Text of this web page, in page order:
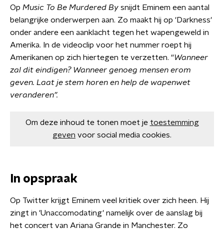
Op Music To Be Murdered By snijdt Eminem een aantal
belangrijke onderwerpen aan. Zo maakt hij op 'Darkness'
onder andere een aanklacht tegen het wapengeweld in
Amerika. In de videoclip voor het nummer roept hij
Amerikanen op zich hiertegen te verzetten. “Wanneer
zal dit eindigen? Wanneer genoeg mensen erom
geven. Laat je stem horen en help de wapenwet
veranderen”.
Om deze inhoud te tonen moet je toestemming
geven voor social media cookies.
In opspraak
Op Twitter krijgt Eminem veel kritiek over zich heen. Hij
zingt in 'Unaccomodating' namelijk over de aanslag bij
het concert van Ariana Grande in Manchester. Zo